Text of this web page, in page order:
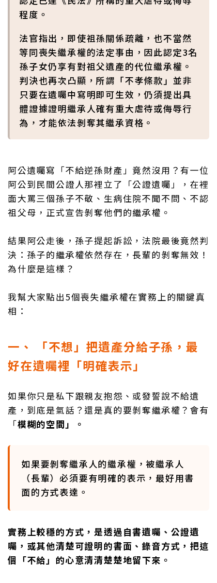
程度。
法官指出，即使祖孫關係疏離，也不當然
等同喪失繼承權的法定事由，因此認定3名
孫子女仍享有對祖父遺產的代位繼承權。
判決也再次凸顯，所謂「不孝條款」並非
只要在遺囑中寫明即可生效，仍須提出具
體證據證明繼承人確有重大虐待或侮辱行
為，才能依法剝奪其繼承資格。
阿公遺囑寫「不給逆孫財產」竟然沒用？有一位
阿公到民間公證人那裡立了「公證遺囑」，在裡
面大罵三個孫子不敬、生病住院不聞不問、不認
祖父母，正式宣告剝奪他們的繼承權。
結果阿公走後，孫子提起訴訟，法院最後竟然判
決：孫子的繼承權依然存在，長輩的剝奪無效！
為什麼是這樣？
我幫大家點出5個喪失繼承權在實務上的關鍵真
相：
一、 「不想」把遺產分給子孫，最
好在遺囑裡「明確表示」
如果你只是私下跟親友抱怨、或發誓說不給遺
產，到底是氣話？還是真的要剝奪繼承權？會有
「模糊的空間」。
如果要剝奪繼承人的繼承權，被繼承人
（長輩）必須要有明確的表示，最好用書
面的方式表達。
實務上較穩的方式，是透過自書遺囑、公證遺
囑，或其他清楚可證明的書面、錄音方式，把這
個「不給」的心意清清楚楚地留下來。